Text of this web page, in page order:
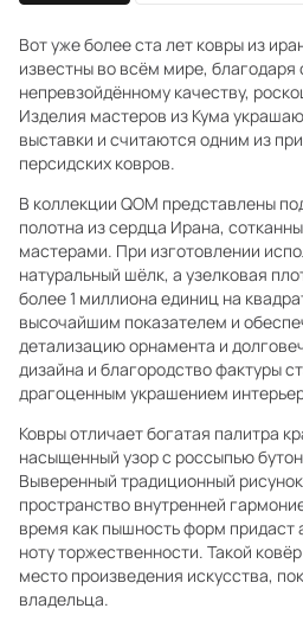
Вот уже более ста лет ковры из
известны во всём мире, благодаря
непревзойдённому качеству,
Изделия мастеров из Кума
выставки и считаются одним из
персидских ковров.
В коллекции QOM представлены
полотна из сердца Ирана,
мастерами. При изготовлении
натуральный шёлк, а узелковая
более 1 миллиона единиц на
высочайшим показателем и
детализацию орнамента и
дизайна и благородство фактуры
драгоценным украшением
Ковры отличает богатая палитра
насыщенный узор с россыпью
Выверенный традиционный
пространство внутренней
время как пышность форм
ноту торжественности. Такой
место произведения искусства,
владельца.